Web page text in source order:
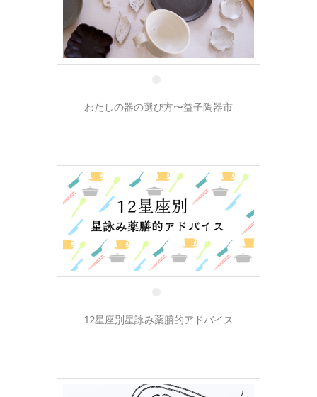
6 5月
わたしの器の選び方〜益子陶器市
24 4月
12星座別星詠み薬膳的アドバイス